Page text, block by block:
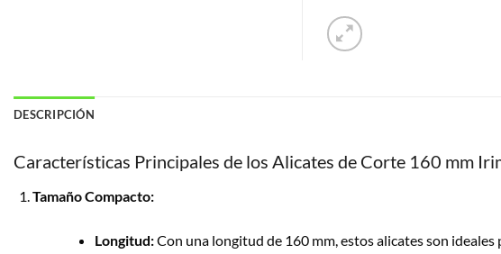
DESCRIPCIÓN
Características Principales de los Alicates de Corte 160 mm
Tamaño Compacto:
Longitud:Con una longitud de 160 mm, estos alicates son